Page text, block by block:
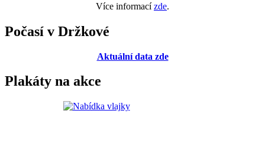
Více informacízde.
Počasí v Držkové
Aktuální data zde
Plakáty na akce